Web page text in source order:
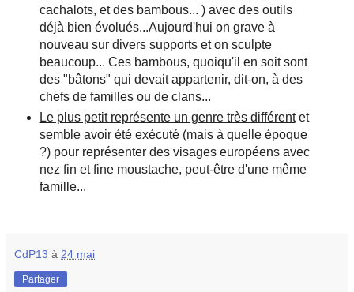
cachalots, et des bambous... ) avec des outils
déjà bien évolués...Aujourd'hui on grave à
nouveau sur divers supports et on sculpte
beaucoup... Ces bambous, quoiqu'il en soit sont
des "bâtons" qui devait appartenir, dit-on, à des
chefs de familles ou de clans...
Le plus petit représente un genre très différentet
semble avoir été exécuté (mais à quelle époque
?) pour représenter des visages européens avec
nez fin et fine moustache, peut-être d'une même
famille...
CdP13 à 24 mai
Partager